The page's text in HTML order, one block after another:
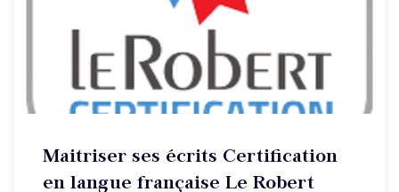
Maitriser ses écrits Certification
en langue française Le Robert